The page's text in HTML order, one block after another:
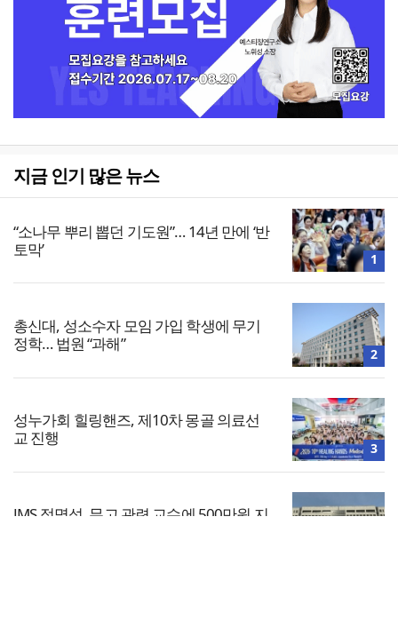
지금 인기 많은 뉴스
“소나무 뿌리 뽑던 기도원”… 14년 만에 ‘반
토막’
1
총신대, 성소수자 모임 가입 학생에 무기
정학… 법원 “과해”
2
성누가회 힐링핸즈, 제10차 몽골 의료선
교 진행
3
JMS 정명석, 무고 관련 교수에 500만원 지